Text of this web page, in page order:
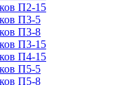
П2-15
П3-5
П3-8
П3-15
П4-15
П5-5
П5-8